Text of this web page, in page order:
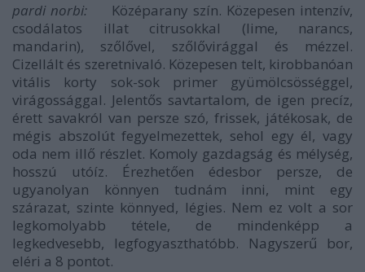
pardi norbi:
Középarany szín. Közepesen intenzív,
csodálatos illat citrusokkal (lime, narancs,
mandarin), szőlővel, szőlővirággal és mézzel.
Cizellált és szeretnivaló. Közepesen telt, kirobbanóan
vitális korty sok-sok primer gyümölcsösséggel,
virágossággal. Jelentős savtartalom, de igen precíz,
érett savakról van persze szó, frissek, játékosak, de
mégis abszolút fegyelmezettek, sehol egy él, vagy
oda nem illő részlet. Komoly gazdagság és mélység,
hosszú utóíz. Érezhetően édesbor persze, de
ugyanolyan könnyen tudnám inni, mint egy
szárazat, szinte könnyed, légies. Nem ez volt a sor
legkomolyabb tétele, de mindenképp a
legkedvesebb, legfogyaszthatóbb. Nagyszerű bor,
eléri a 8 pontot.